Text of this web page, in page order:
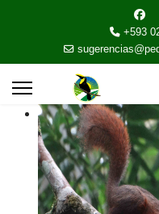
+593